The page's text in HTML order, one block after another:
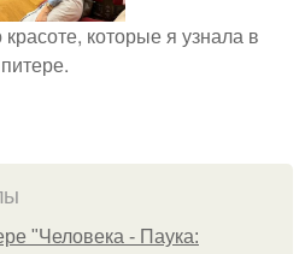
которые я узнала в
питере.
"Человека - Паука: